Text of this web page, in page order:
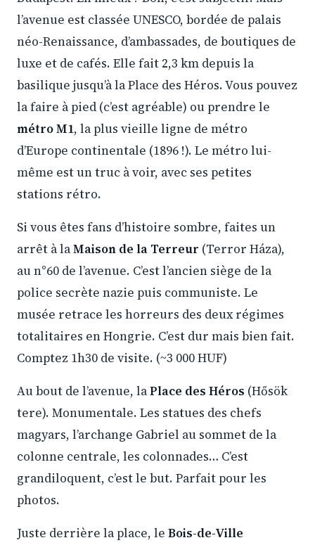
l’avenue est classée UNESCO, bordée de palais
néo-Renaissance, d’ambassades, de boutiques de
luxe et de cafés. Elle fait 2,3 km depuis la
basilique jusqu’à la Place des Héros. Vous pouvez
la faire à pied (c’est agréable) ou prendre le
métro M1, la plus vieille ligne de métro
d’Europe continentale (1896 !). Le métro lui-
même est un truc à voir, avec ses petites
stations rétro.
Si vous êtes fans d’histoire sombre, faites un
arrêt à laMaison de la Terreur (Terror Háza),
au n°60 de l’avenue. C’est l’ancien siège de la
police secrète nazie puis communiste. Le
musée retrace les horreurs des deux régimes
totalitaires en Hongrie. C’est dur mais bien fait.
Comptez 1h30 de visite. (~3 000 HUF)
Au bout de l’avenue, laPlace des Héros (Hősök
tere). Monumentale. Les statues des chefs
magyars, l’archange Gabriel au sommet de la
colonne centrale, les colonnades… C’est
grandiloquent, c’est le but. Parfait pour les
photos.
Juste derrière la place, le Bois-de-Ville